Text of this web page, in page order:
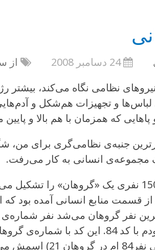
24 دسامبر 2008 از
نظامی نگاه می‌کند، بیشتر
و تجهیزات هم‌شکل و
که همزمان با هم بالا و
جنبه‌ی نظامی‌گری برای من،
مجموعه‌ی انسانی به کار می‌رفت.
هر دسته‌ی 140-150 نفری یک «گروهان» را
قسمت منابع انسانی آمده بود که
نفر گروهان می‌شد نفر
وسط‌های صف بودم با کد 84. این کد